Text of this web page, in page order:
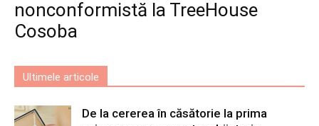
nonconformistă la TreeHouse
Cosoba
Ultimele articole
De la cererea în căsătorie la prima